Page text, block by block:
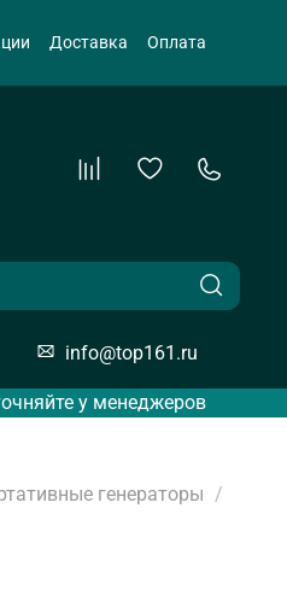
Доставка Оплата
info@top161.ru
у менеджеров
генераторы